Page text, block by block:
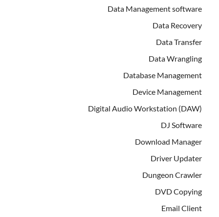
Data Management software
Data Recovery
Data Transfer
Data Wrangling
Database Management
Device Management
Digital Audio Workstation (DAW)
DJ Software
Download Manager
Driver Updater
Dungeon Crawler
DVD Copying
Email Client